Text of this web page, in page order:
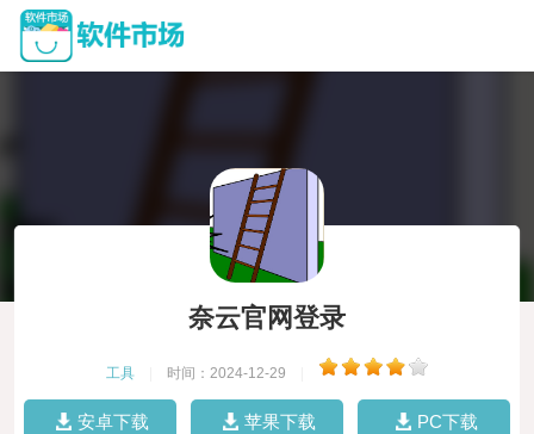
奈云官网登录
工具 时间：2024-12-29
安卓下载 苹果下载 PC下载